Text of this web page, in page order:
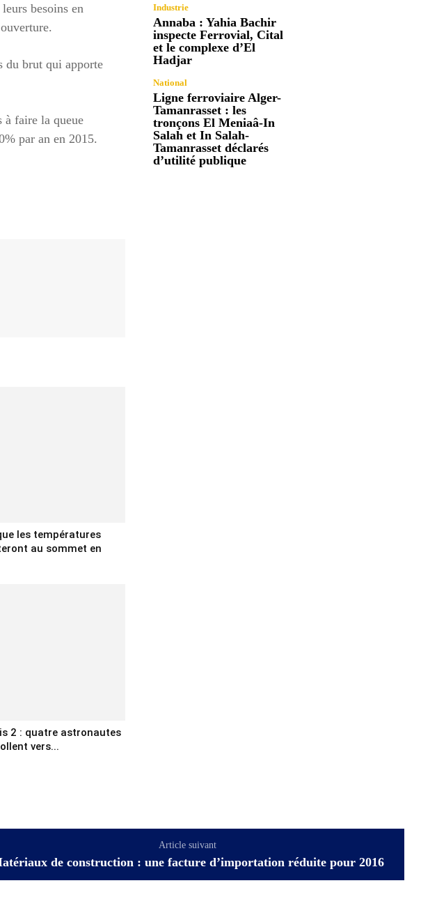
besoins en
du brut qui apporte
à faire la queue
par an en 2015.
les températures
au sommet en
2 : quatre astronautes
vers...
Industrie
Annaba : Yahia Bachir
inspecte Ferrovial, Cital
et le complexe d’El
Hadjar
National
Ligne ferroviaire Alger-
Tamanrasset : les
tronçons El Meniaâ-In
Salah et In Salah-
Tamanrasset déclarés
d’utilité publique
Article suivant
de construction : une facture d’importation réduite pour 2016